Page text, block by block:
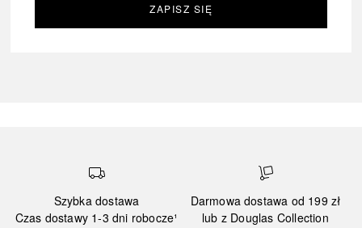
ZAPISZ SIĘ
Szybka dostawa
Czas dostawy 1-3 dni robocze¹
Darmowa dostawa od 199 zł
lub z Douglas Collection